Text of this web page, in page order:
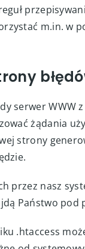
m.in. w
serwer WWW
żądania
strony
przez nasz
Państwo pod
.htaccess